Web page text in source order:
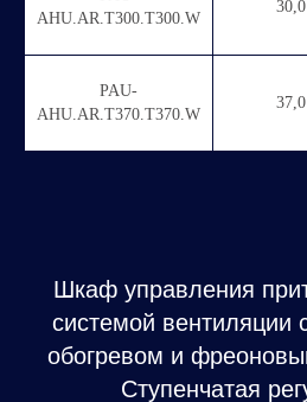
AHU.AR.T300.T300.W
30,0
PAU-
AHU.AR.T370.T370.W
37,0